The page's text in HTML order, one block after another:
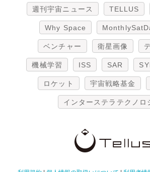
週刊宇宙ニュース TELLUS
Why Space
ベンチャー 衛星画像
機械学習 ISS SAR
ロケット 宇宙戦略基金
インターステラテクノロ